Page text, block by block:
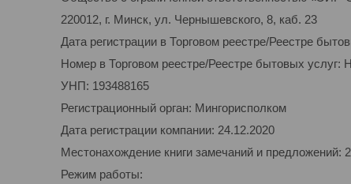
220012, г. Минск, ул. Чернышевского, 8, каб. 23
Дата регистрации в Торговом реестре/Реестре
Номер в Торговом реестре/Реестре бытовых услуг:
УНП: 193488165
Регистрационный орган: Мингорисполком
Дата регистрации компании: 24.12.2020
Местонахождение книги замечаний и предложений:
Режим работы: